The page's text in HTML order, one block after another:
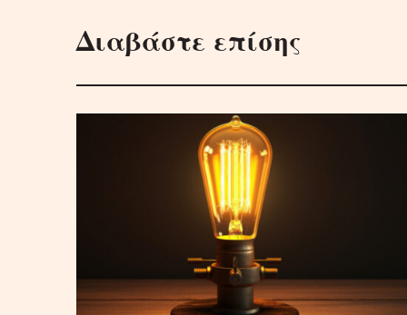
Διαβάστε επίσης